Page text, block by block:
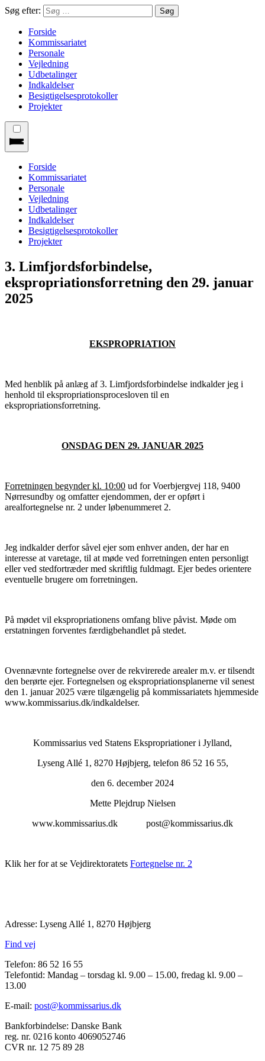
Søg efter:
Forside
Kommissariatet
Personale
Vejledning
Udbetalinger
Indkaldelser
Besigtigelsesprotokoller
Projekter
Forside
Kommissariatet
Personale
Vejledning
Udbetalinger
Indkaldelser
Besigtigelsesprotokoller
Projekter
3. Limfjordsforbindelse,
ekspropriationsforretning den 29. januar
2025
EKSPROPRIATION
Med henblik på anlæg af 3. Limfjordsforbindelse indkalder jeg i
henhold til ekspropriationsprocesloven til en
ekspropriationsforretning.
ONSDAG DEN 29. JANUAR 2025
Forretningen begynder kl. 10:00 ud for Voerbjergvej 118, 9400
Nørresundby og omfatter ejendommen, der er opført i
arealfortegnelse nr. 2 under løbenummeret 2.
Jeg indkalder derfor såvel ejer som enhver anden, der har en
interesse at varetage, til at møde ved forretningen enten personligt
eller ved stedfortræder med skriftlig fuldmagt. Ejer bedes orientere
eventuelle brugere om forretningen.
På mødet vil ekspropriationens omfang blive påvist. Møde om
erstatningen forventes færdigbehandlet på stedet.
Ovennævnte fortegnelse over de rekvirerede arealer m.v. er tilsendt
den berørte ejer. Fortegnelsen og ekspropriationsplanerne vil senest
den 1. januar 2025 være tilgængelig på kommissariatets hjemmeside
www.kommissarius.dk/indkaldelser.
Kommissarius ved Statens Ekspropriationer i Jylland,
Lyseng Allé 1, 8270 Højbjerg, telefon 86 52 16 55,
den 6. december 2024
Mette Plejdrup Nielsen
www.kommissarius.dk post@kommissarius.dk
Klik her for at se Vejdirektoratets Fortegnelse nr. 2
Adresse: Lyseng Allé 1, 8270 Højbjerg
Find vej
Telefon: 86 52 16 55
Telefontid: Mandag – torsdag kl. 9.00 – 15.00, fredag kl. 9.00 –
13.00
E-mail: post@kommissarius.dk
Bankforbindelse: Danske Bank
reg. nr. 0216 konto 4069052746
CVR nr. 12 75 89 28